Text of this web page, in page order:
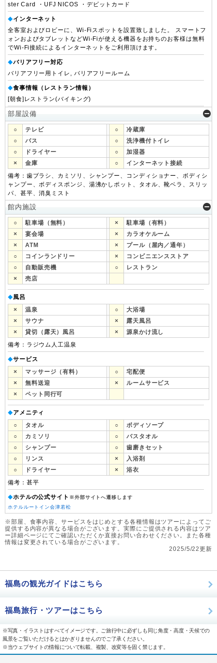
ster Card ・UFJ NICOS ・デビットカード
◆インターネット
全客室およびロビーに、Wi-Fiスポットを設置致しました。 スマートフ
ォンおよびタブレットなどWi-Fiが使える機器をお持ちのお客様は無料
でWi-Fi接続によるインターネットをご利用頂けます。
◆バリアフリー対応
バリアフリー用トイレ, バリアフリールーム
◆食事情報（レストラン情報）
[朝食]レストラン(バイキング)
部屋設備
○ テレビ ○
冷蔵庫
○
バス ○
洗浄機付トイレ
○
ドライヤー ○
加湿器
×
金庫 ○
インターネット接続
備考：歯ブラシ、カミソリ、シャンプー、コンディショナー、ボディシ
ャンプー、ボディスポンジ、湯沸かしポット、タオル、靴ベラ、スリッ
パ、甚平、消臭ミスト
館内施設
○ 駐車場（無料） ×
駐車場（有料）
×
宴会場 ×
カラオケルーム
×
ATM ×
プール（屋内／通年）
○
コインランドリー ×
コンビニエンスストア
○
自動販売機 ○
レストラン
×
売店
◆風呂
×
温泉 ○
大浴場
×
サウナ ×
露天風呂
×
貸切（露天）風呂 ×
源泉かけ流し
備考：ラジウム人工温泉
◆サービス
×
マッサージ（有料） ○
宅配便
×
無料送迎 ×
ルームサービス
×
ペット同行可
◆アメニティ
○
タオル ○
ボディソープ
○
カミソリ ○
バスタオル
○
シャンプー ○
歯磨きセット
○
リンス ×
入浴剤
○
ドライヤー ×
浴衣
備考：甚平
◆ホテルの公式サイト ※外部サイトへ遷移します
ホテルルートイン会津若松
※部屋、食事内容、サービスをはじめとする各種情報はツアーによってご
提供する内容が異なる場合がございます。実際にご提供される内容はツア
ー詳細ページにてご確認いただくか直接お問い合わせください。また各種
情報は変更されている場合がございます。
2025/5/22更新
福島の観光ガイドはこちら
福島旅行・ツアーはこちら
※写真・イラストはすべてイメージです。ご旅行中に必ずしも同じ角度・高度・天候での
風景をご覧いただけるとはかぎりませんのでご了承ください。
※当ウェブサイトの情報について転載、複製、改変等を固く禁じます。